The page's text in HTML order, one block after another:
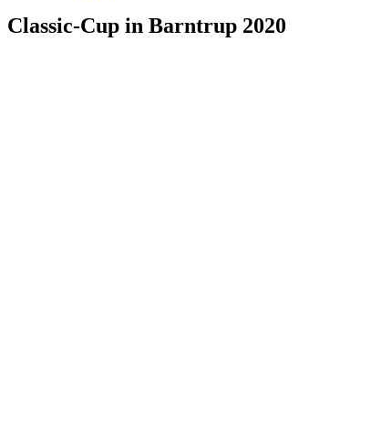
Classic-Cup in Barntrup 2020